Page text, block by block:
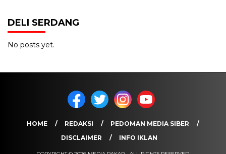
DELI SERDANG
No posts yet.
HOME REDAKSI
PEDOMAN MEDIA SIBER
DISCLAIMER
INFO IKLAN